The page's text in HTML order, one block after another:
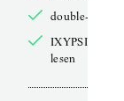
double-
lesen